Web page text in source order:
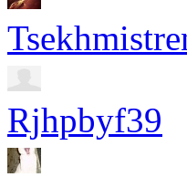
Rjhpbyf39